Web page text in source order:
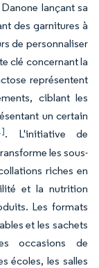
lançant sa
des garnitures à
de personnaliser
clé concernant la
représentent
ciblant les
un certain
. L'initiative de
les sous-
riches en
et la nutrition
Les formats
et les sachets
occasions de
écoles, les salles